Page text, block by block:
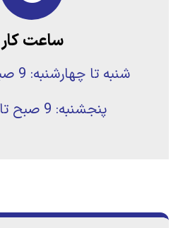
ساعت کار
شنبه تا چهارشنبه: 9 صبح تا 8 شب
پنجشنبه: 9 صبح تا 5 عصر